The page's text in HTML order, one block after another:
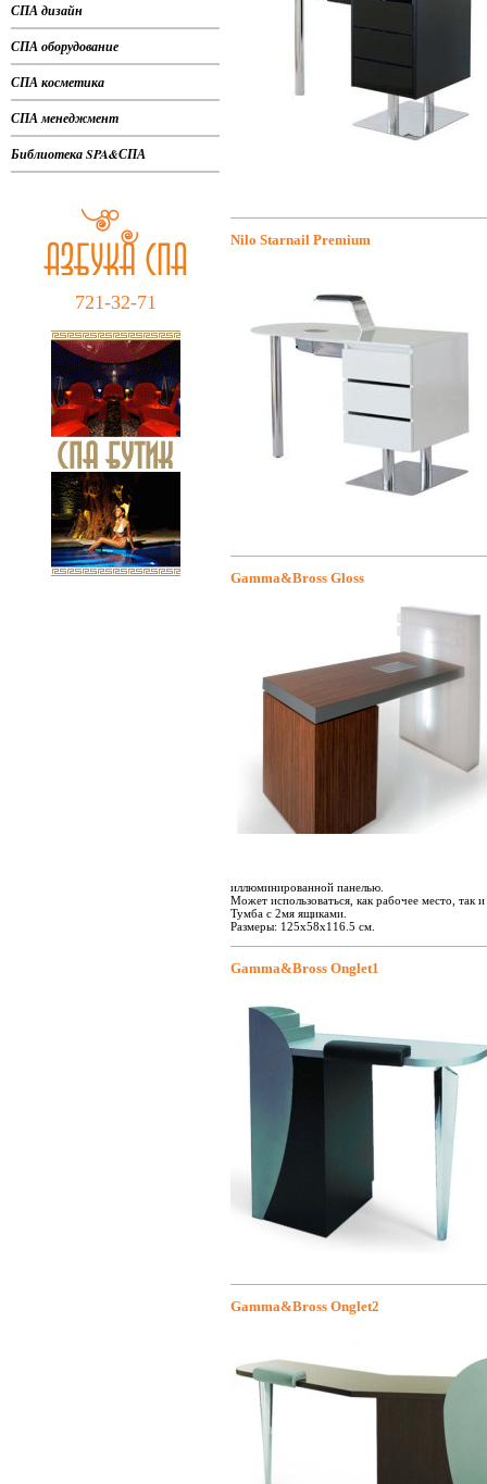
СПА дизайн
СПА оборудование
СПА косметика
СПА менеджмент
Библиотека SPA&СПА
721-32-71
Nilo Starnail Premium
Gamma&Bross Gloss
иллюминированной панелью.
Может использоваться, как рабочее место, так и
Тумба с 2мя ящиками.
Размеры: 125х58х116.5 см.
Gamma&Bross Onglet1
Gamma&Bross Onglet2